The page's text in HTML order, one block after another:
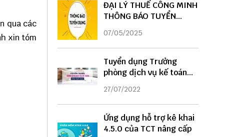
qua các
xin tóm
ĐẠI LÝ THUẾ CÔNG MINH
THÔNG BÁO TUYỂN
DỤNG
07/05/2025
Tuyển dụng Trưởng
phòng dịch vụ kế toán
năm 2022
27/07/2022
Ứng dụng hỗ trợ kê khai
4.5.0 của TCT nâng cấp